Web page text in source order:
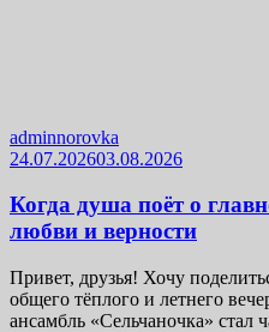
adminnorovka
24.07.202603.08.2026
Когда душа поёт о
любви и верности
Привет, друзья! Хочу
общего тёплого и летнего
ансамбль «Сельчаночка» стал